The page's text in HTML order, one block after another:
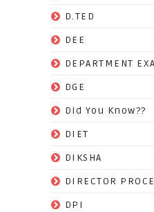
D.TED
DEE
DEPARTMENT
DGE
Did You Know??
DIET
DIKSHA
DIRECTOR
DPI